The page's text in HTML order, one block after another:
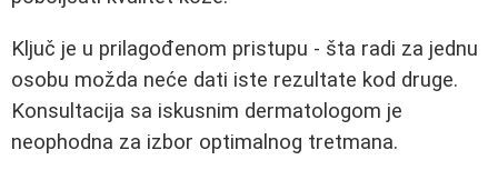
Ključ je u prilagođenom pristupu - šta radi za jednu
osobu možda neće dati iste rezultate kod druge.
Konsultacija sa iskusnim dermatologom je
neophodna za izbor optimalnog tretmana.